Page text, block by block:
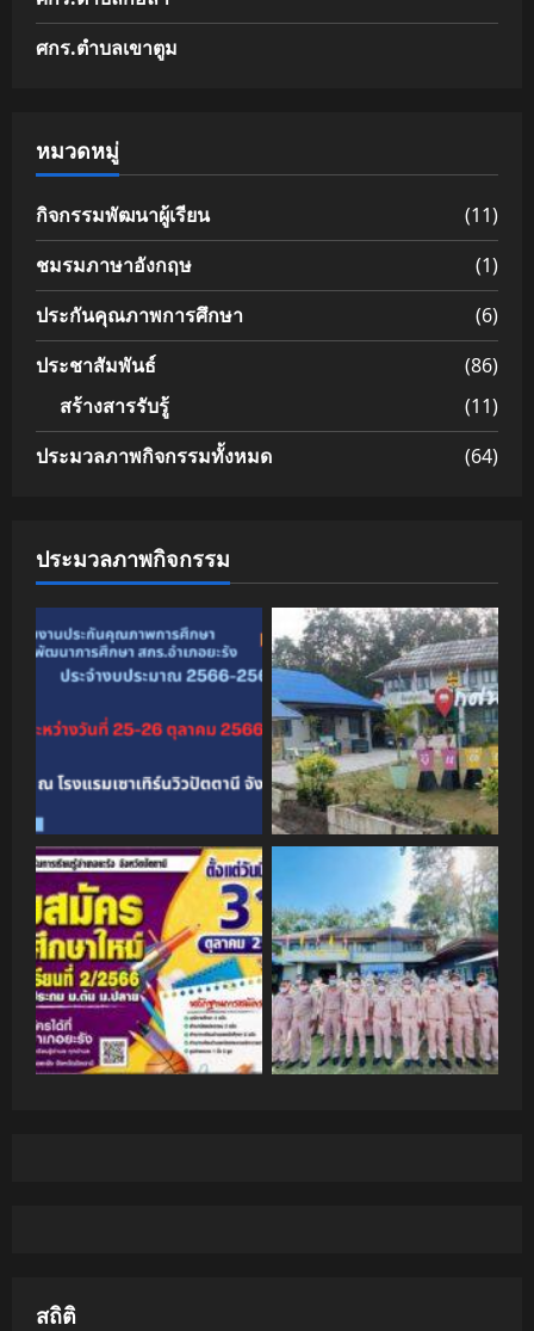
ศกร.ตำบลเขาตูม
หมวดหมู่
กิจกรรมพัฒนาผู้เรียน
(11)
ชมรมภาษาอังกฤษ
(1)
ประกันคุณภาพการศึกษา
(6)
ประชาสัมพันธ์
(86)
สร้างสารรับรู้
(11)
ประมวลภาพกิจกรรมทั้งหมด
(64)
ประมวลภาพกิจกรรม
สถิติ